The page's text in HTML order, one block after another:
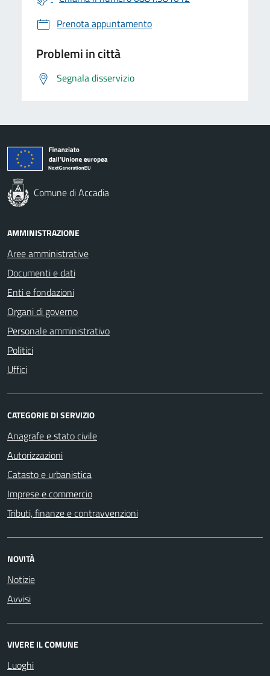
Prenota appuntamento
Problemi in città
Segnala disservizio
Comune di Accadia
AMMINISTRAZIONE
Aree amministrative
Documenti e dati
Enti e fondazioni
Organi di governo
Personale amministrativo
Politici
Uffici
CATEGORIE DI SERVIZIO
Anagrafe e stato civile
Autorizzazioni
Catasto e urbanistica
Imprese e commercio
Tributi, finanze e contravvenzioni
NOVITÀ
Notizie
Avvisi
VIVERE IL COMUNE
Luoghi